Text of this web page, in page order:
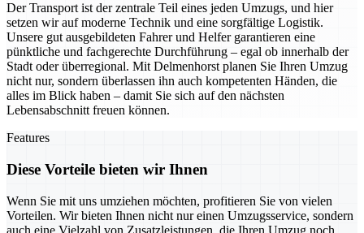
Der Transport ist der zentrale Teil eines jeden Umzugs, und hier
setzen wir auf moderne Technik und eine sorgfältige Logistik.
Unsere gut ausgebildeten Fahrer und Helfer garantieren eine
pünktliche und fachgerechte Durchführung – egal ob innerhalb der
Stadt oder überregional. Mit Delmenhorst planen Sie Ihren Umzug
nicht nur, sondern überlassen ihn auch kompetenten Händen, die
alles im Blick haben – damit Sie sich auf den nächsten
Lebensabschnitt freuen können.
Features
Diese Vorteile bieten wir Ihnen
Wenn Sie mit uns umziehen möchten, profitieren Sie von vielen
Vorteilen. Wir bieten Ihnen nicht nur einen Umzugsservice, sondern
auch eine Vielzahl von Zusatzleistungen, die Ihren Umzug noch